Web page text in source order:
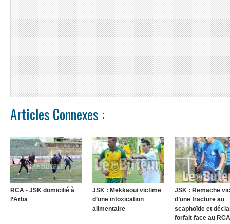
Articles Connexes :
RCA - JSK domicilié à
l’Arba
JSK : Mekkaoui victime
d’une intoxication
alimentaire
JSK : Remache
d’une fracture au
scaphoïde et
forfait face au RCA